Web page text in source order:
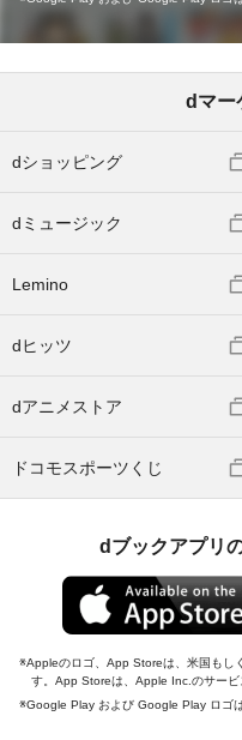
dマー
dショッピング
dミュージック
Lemino
dヒッツ
dアニメストア
ドコモスポーツくじ
dブックアプリ
Appleのロゴ、App Storeは、米国もし
す。App Storeは、Apple Inc.のサービ
Google Play および Google Play ロゴ